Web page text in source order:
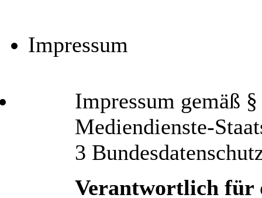
Impressum
Impressum gemäß
Mediendienste-
3
Verantwortlich für